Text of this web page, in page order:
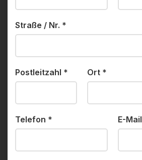
Straße / Nr. *
Postleitzahl * Ort *
Telefon * E-Mail